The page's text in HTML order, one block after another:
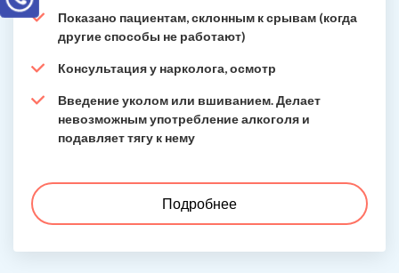
Показано пациентам, склонным к срывам (когда
другие способы не работают)
Консультация у нарколога, осмотр
Введение уколом или вшиванием. Делает
невозможным употребление алкоголя и
подавляет тягу к нему
Подробнее